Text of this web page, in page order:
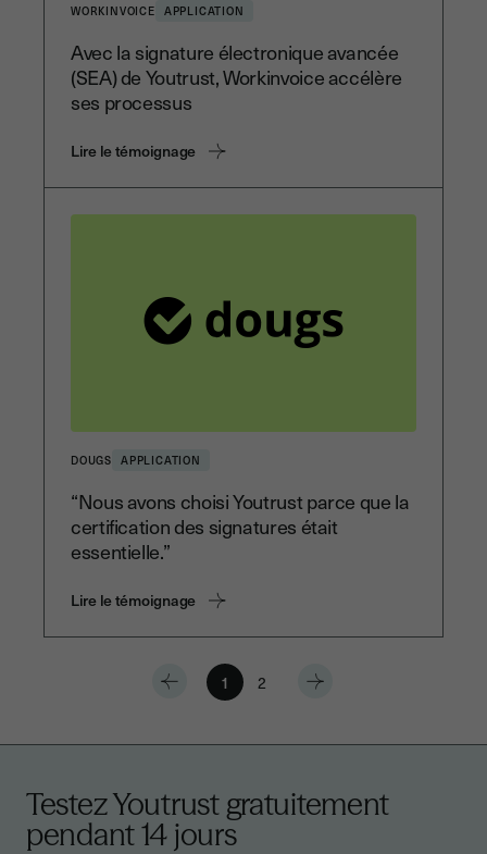
WORKINVOICE APPLICATION
Avec la signature électronique avancée
(SEA) de Youtrust, Workinvoice accélère
ses processus
Lire le témoignage
DOUGS APPLICATION
“Nous avons choisi Youtrust parce que la
certification des signatures était
essentielle.”
Lire le témoignage
1 2
Testez Youtrust gratuitement
pendant 14 jours